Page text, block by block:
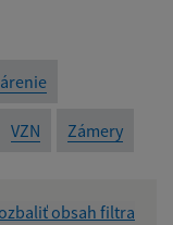
VZN Zámery
obsah filtra